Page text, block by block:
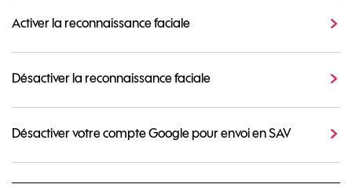
Activer la reconnaissance faciale
Désactiver la reconnaissance faciale
Désactiver votre compte Google pour envoi en SAV